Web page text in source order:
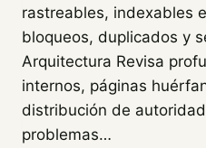
rastreables, indexables
bloqueos, duplicados y
Arquitectura Revisa
internos, páginas
distribución de
problemas…